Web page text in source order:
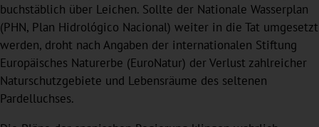
buchstäblich über Leichen. Sollte der Nationale Wasserplan
(PHN, Plan Hidrológico Nacional) weiter in die Tat umgesetzt
werden, droht nach Angaben der internationalen Stiftung
Europäisches Naturerbe (EuroNatur) der Verlust zahlreicher
Naturschutzgebiete und Lebensräume des seltenen
Pardelluchses.